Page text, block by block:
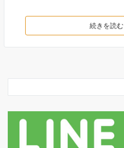
続きを読む